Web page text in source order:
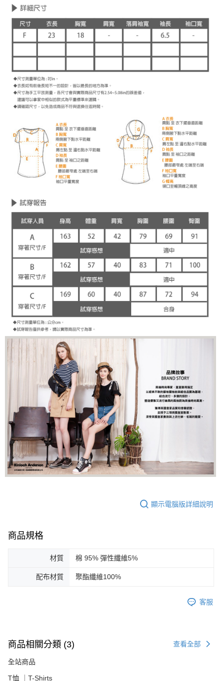
顯示電腦版詳細說明
商品規格
材質 棉 95% 彈性纖維5%
配布材質 聚酯纖維100%
客服
商品相關分類 (3) 查看全部
全站商品
T恤 ｜T-Shirts